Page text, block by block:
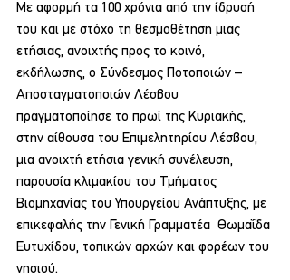
Με αφορμή τα 100 χρόνια από την ίδρυσή
του και με στόχο τη θεσμοθέτηση μιας
ετήσιας, ανοιχτής προς το κοινό,
εκδήλωσης, ο Σύνδεσμος Ποτοποιών –
Αποσταγματοποιών Λέσβου
πραγματοποίησε το πρωί της Κυριακής,
στην αίθουσα του Επιμελητηρίου Λέσβου,
μια ανοιχτή ετήσια γενική συνέλευση,
παρουσία κλιμακίου του Τμήματος
Βιομηχανίας του Υπουργείου Ανάπτυξης, με
επικεφαλής την Γενική Γραμματέα  Θωμαΐδα
Ευτυχίδου, τοπικών αρχών και φορέων του
νησιού.